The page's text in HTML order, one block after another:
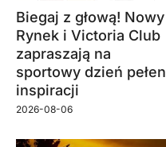
Biegaj z głową! Nowy
Rynek i Victoria Club
zapraszają na
sportowy dzień pełen
inspiracji
2026-08-06